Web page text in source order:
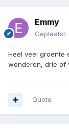
Emmy
Geplaatst:
Heel veel groente
wonderen, drie of
Quote